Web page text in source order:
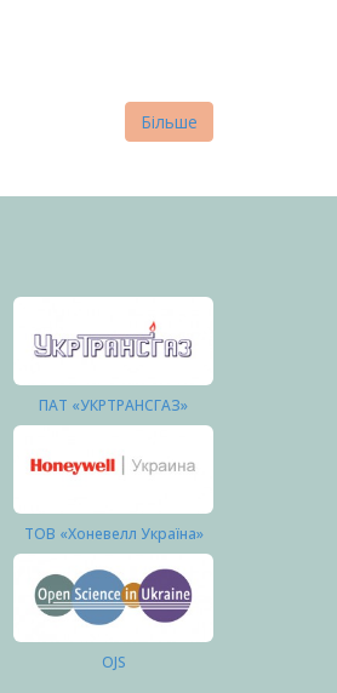
Більше
ПАТ «УКРТРАНСГАЗ»
ТОВ «Хоневелл Україна»
OJS